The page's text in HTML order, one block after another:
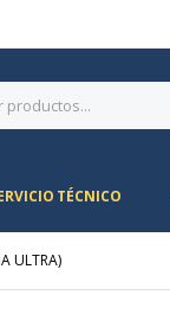
TÉCNICO
ULTRA)